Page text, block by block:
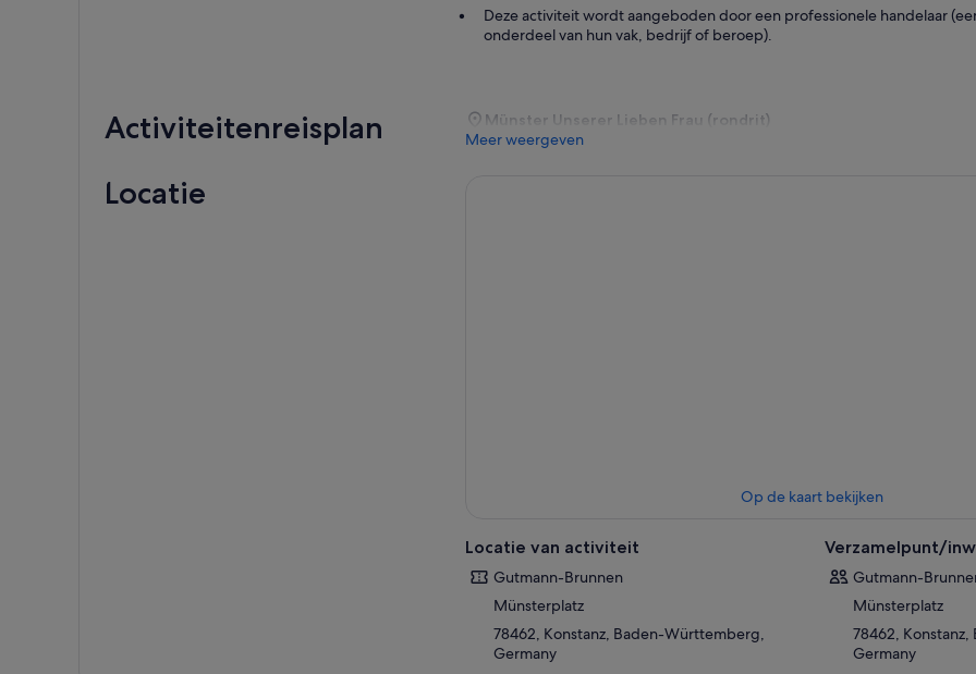
Deze activiteit wordt aangeboden door een professionele handelaar
onderdeel van hun vak, bedrijf of beroep).
Activiteitenreisplan
Münster Unserer Lieben Frau (rondrit)
Meer weergeven
Locatie
Op de kaart bekijken
Locatie van activiteit
Gutmann-Brunnen
Münsterplatz
78462, Konstanz, Baden-Württemberg,
Germany
Verzamelpunt/
Gutmann-
Münsterplatz
78462,
Germany